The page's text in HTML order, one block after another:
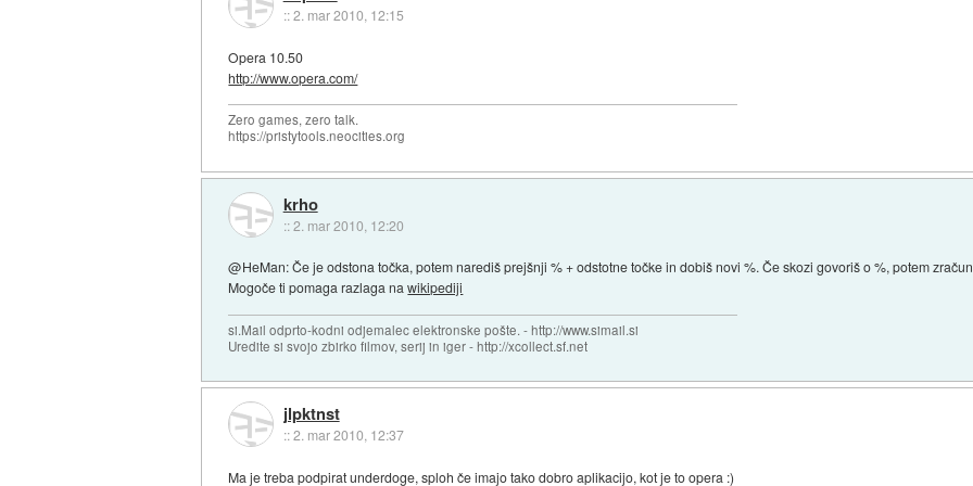
::2. mar 2010, 12:15
Opera 10.50
http://www.opera.com/
Zero games, zero talk.
https://pristytools.neocities.org
krho
::2. mar 2010, 12:20
@HeMan: Če je odstona točka, potem narediš prejšnji % + odstotne točke in dobiš novi %. Če skozi govoriš o %, potem
Mogoče ti pomaga razlaga nawikipediji
si.Mail odprto-kodni odjemalec elektronske pošte. - http://www.simail.si
Uredite si svojo zbirko filmov, serij in iger - http://xcollect.sf.net
jlpktnst
::2. mar 2010, 12:37
Ma je treba podpirat underdoge, sploh če imajo tako dobro aplikacijo, kot je to opera :)